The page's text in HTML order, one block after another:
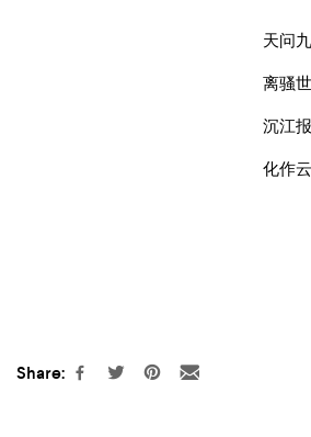
天问
离骚
沉江
化作
Share: